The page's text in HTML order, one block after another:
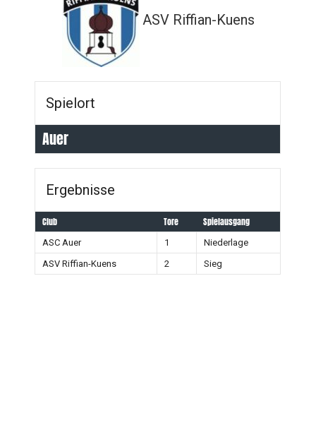
ASV Riffian-Kuens
Spielort
Auer
Ergebnisse
Club Tore Spielausgang
ASC Auer 1
Niederlage
ASV Riffian-Kuens
2 Sieg